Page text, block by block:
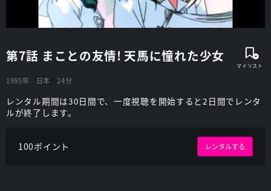
第7話 まことの友情! 天馬に憧れた少女
1995年 日本 24分
レンタル期間は30日間で、一度視聴を開始すると2日間でレンタ
ルが終了します。
100ポイント レンタルする